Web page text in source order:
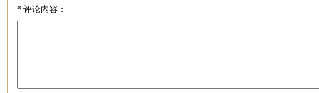
*评论内容：